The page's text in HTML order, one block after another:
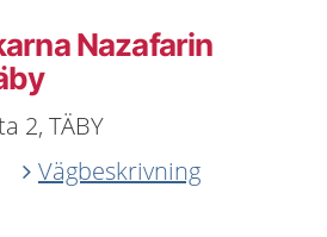
Nazafarin
2, TÄBY
Vägbeskrivning